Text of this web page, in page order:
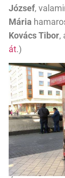
József,
Mária
Kovács Tibor,
át.)